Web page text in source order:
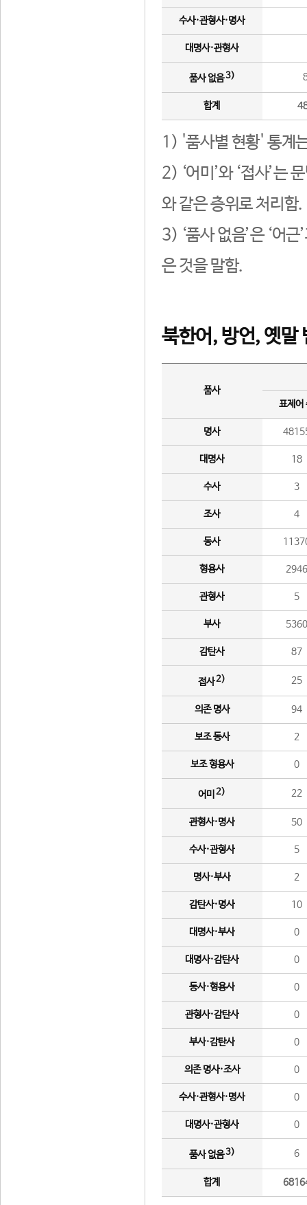
수사·관형사·명사
대명사·관형사
품사 없음3)
합계
1) '품사별 현황' 통계
2) ‘어미’와 ‘접사’는
와 같은 층위로 처리함.
3) ‘품사 없음’은 ‘어
은 것을 말함.
북한어, 방언, 옛말
품사
표제어
명사
대명사 18
수사 3
조사 4
동사
형용사 2946
관형사 5
부사 5360
감탄사 87
접사2) 25
의존 명사 94
보조 동사 2
보조 형용사 0
어미 2) 22
관형사·명사 50
수사·관형사 5
명사·부사 2
감탄사·명사 10
대명사·부사 0
대명사·감탄사 0
동사·형용사 0
관형사·감탄사 0
부사·감탄사 0
의존 명사·조사 0
수사·관형사·명사 0
대명사·관형사 0
품사 없음3) 6
합계